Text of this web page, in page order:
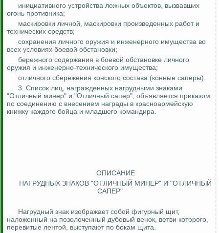
инициативного устройства ложных объектов, вызвавших
огонь противника;
маскировки личной, маскировки произведенных работ и
технических средств;
сохранения личного оружия и инженерного имущества во
всех условиях боевой обстановки;
бережного содержания в боевой обстановке личного
оружия и инженерно-технического имущества;
отличного сбережения конского состава (конные саперы).
3. Список лиц, награжденных нагрудными знаками
"Отличный минер" и "Отличный сапер", объявляется приказом
по соединению с внесением награды в красноармейскую
книжку каждого бойца и младшего командира.
ОПИСАНИЕ
НАГРУДНЫХ ЗНАКОВ "ОТЛИЧНЫЙ МИНЕР" И "ОТЛИЧНЫЙ
САПЕР"
Нагрудный знак изображает собой фигурный щит,
наложенный на позолоченный дубовый венок, ветви которого,
перевитые лентой, выступают по бокам щита.